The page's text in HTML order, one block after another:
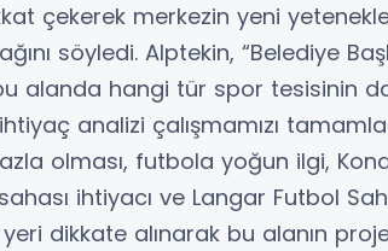
çekerek merkezin yeni
söyledi. Alptekin, “Belediye
alanda hangi tür spor tesisinin
analizi çalışmamızı
olması, futbola yoğun ilgi,
ihtiyacı ve Langar Futbol
dikkate alınarak bu alanın